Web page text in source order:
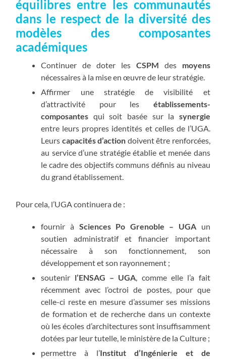
équilibres entre les communautés
dans le respect de la diversité des
modèles des composantes
académiques
Continuer de doter les CSPM des moyens
nécessaires à la mise en œuvre de leur stratégie.
Affirmer une stratégie de visibilité et
d’attractivité pour les établissements-
composantes qui soit basée sur la synergie
entre leurs propres identités et celles de l’UGA.
Leurs capacités d’action doivent être renforcées,
au service d’une stratégie établie et menée dans
le cadre des objectifs communs définis au niveau
du grand établissement.
Pour cela, l’UGA continuera de :
fournir à Sciences Po Grenoble – UGA un
soutien administratif et financier important
nécessaire à son fonctionnement, son
développement et son rayonnement ;
soutenir l’ENSAG – UGA , comme elle l’a fait
récemment avec l’octroi de postes, pour que
celle-ci reste en mesure d’assumer ses missions
de formation et de recherche dans un contexte
où les écoles d’architectures sont insuffisamment
dotées par leur tutelle, le ministère de la Culture ;
permettre à l’Institut d’Ingénierie et de